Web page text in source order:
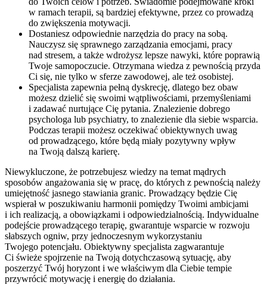
w ramach terapii, są bardziej efektywne, przez co prowadzą
do zwiększenia motywacji.
Dostaniesz odpowiednie narzędzia do pracy na sobą.
Nauczysz się sprawnego zarządzania emocjami, pracy
nad stresem, a także wdrożysz lepsze nawyki, które poprawią
Twoje samopoczucie. Otrzymana wiedza z pewnością przyda
Ci się, nie tylko w sferze zawodowej, ale też osobistej.
Specjalista zapewnia pełną dyskrecję, dlatego bez obaw
możesz dzielić się swoimi wątpliwościami, przemyśleniami
i zadawać nurtujące Cię pytania. Znalezienie dobrego
psychologa lub psychiatry, to znalezienie dla siebie wsparcia.
Podczas terapii możesz oczekiwać obiektywnych uwag
od prowadzącego, które będą miały pozytywny wpływ
na Twoją dalszą karierę.
Niewykluczone, że potrzebujesz wiedzy na temat mądrych
sposobów angażowania się w pracę, do których z pewnością należy
umiejętność jasnego stawiania granic. Prowadzący będzie Cię
wspierał w poszukiwaniu harmonii pomiędzy Twoimi ambicjami
i ich realizacją, a obowiązkami i odpowiedzialnością. Indywidualne
podejście prowadzącego terapię, gwarantuje wsparcie w rozwoju
słabszych ogniw, przy jednoczesnym wykorzystaniu
Twojego potencjału. Obiektywny specjalista zagwarantuje
Ci świeże spojrzenie na Twoją dotychczasową sytuację, aby
poszerzyć Twój horyzont i we właściwym dla Ciebie tempie
przywrócić motywację i energię do działania.